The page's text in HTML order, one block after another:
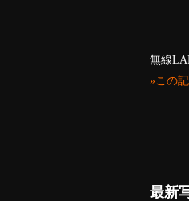
無線
»この
最新